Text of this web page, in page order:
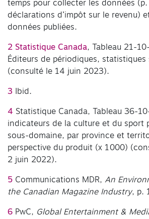
temps pour collecter les données
déclarations d’impôt sur le revenu)
données publiées.
2 Statistique Canada, Tableau 21-
Éditeurs de périodiques, statistiques
(consulté le 14 juin 2023).
3 Ibid.
4 Statistique Canada, Tableau 36-
indicateurs de la culture et du sport
sous-domaine, par province et
perspective du produit (x 1 000)
2 juin 2022).
5 Communications MDR, An
the Canadian Magazine Industry, p.
6 PwC, Global Entertainment &